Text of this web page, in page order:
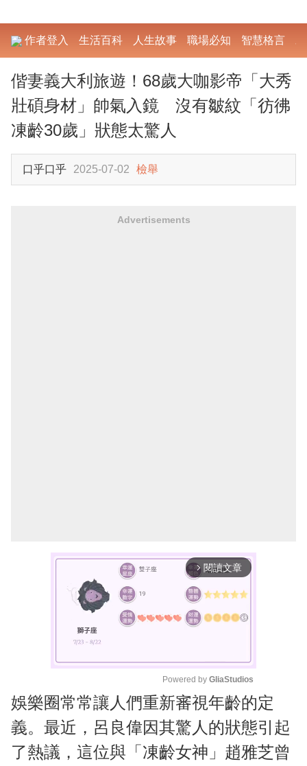
作者登入 生活百科 人生故事 職場必知 智慧格言
偕妻義大利旅遊！68歲大咖影帝「大秀
壯碩身材」帥氣入鏡 沒有皺紋「彷彿
凍齡30歲」狀態太驚人
口乎口乎 2025-07-02 檢舉
Advertisements
arrow_forward_ios 閱讀文章
M
u
t
Powered by GliaStudios
娛樂圈常常讓人們重新審視年齡的定
義。最近，呂良偉因其驚人的狀態引起
了熱議，這位與「凍齡女神」趙雅芝曾